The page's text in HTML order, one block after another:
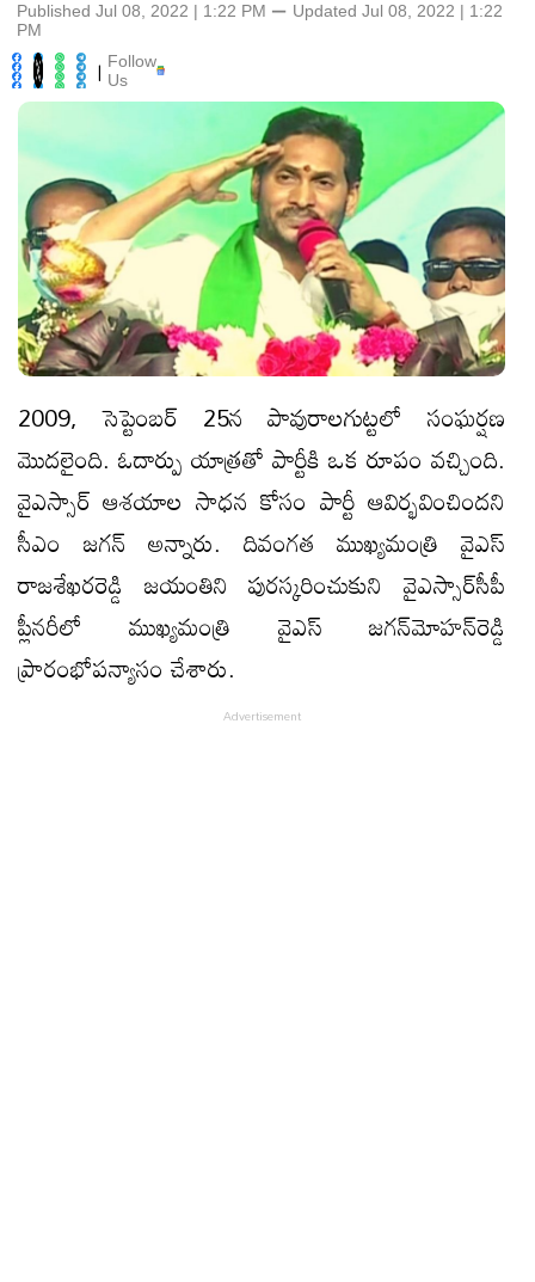
Published Jul 08, 2022 | 1:22 PM ⚊ Updated Jul 08, 2022 | 1:22
PM
| Follow
Us
2009, సెప్టెంబర్‌ 25న పావురాలగుట్టలో సంఘర్షణ
మొదలైంది. ఓదార్పు యాత్రతో పార్టీకి ఒక రూపం వ‌చ్చింది.
వైఎస్సార్‌ ఆశయాల సాధన కోసం పార్టీ ఆవిర్భవించింద‌ని
సీఎం జ‌గ‌న్ అన్నారు. దివంగత ముఖ్యమంత్రి వైఎస్‌
రాజశేఖరరెడ్డి జయంతిని పురస్కరించుకుని వైఎస్సార్‌సీపీ
ప్లీన‌రీలో ముఖ్యమంత్రి వైఎస్‌ జగన్‌మోహన్‌రెడ్డి
ప్రారంభోపన్యాసం చేశారు.